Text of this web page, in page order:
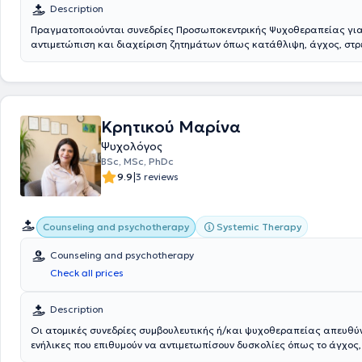
Description
Πραγματοποιούνται συνεδρίες Προσωποκεντρικής Ψυχοθεραπείας
αντιμετώπιση και διαχείριση ζητημάτων όπως κατάθλιψη, άγχος,
Κρητικού Μαρίνα
Ψυχολόγος
BSc, MSc, PhDc
9.9|3 reviews
Counseling and psychotherapy Systemic Therapy
Counseling and psychotherapy
Check all prices
Description
Οι ατομικές συνεδρίες συμβουλευτικής ή/και ψυχοθεραπείας
ενήλικες που επιθυμούν να αντιμετωπίσουν δυσκολίες όπως το άγχος,